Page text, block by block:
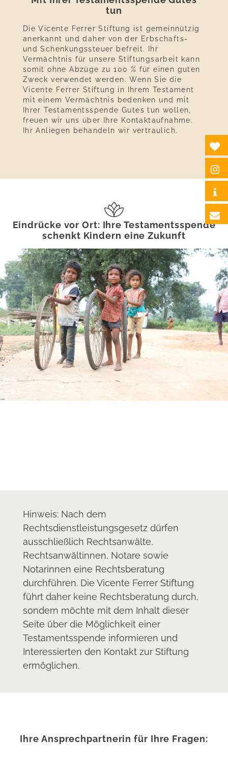
tun
Die Vicente Ferrer Stiftung ist gemeinnützig
anerkannt und daher von der Erbschafts-
und Schenkungssteuer befreit. Ihr
Vermächtnis für unsere Stiftungsarbeit kann
somit ohne Abzüge zu 100 % für einen guten
Zweck verwendet werden. Wenn Sie die
Vicente Ferrer Stiftung in Ihrem Testament
mit einem Vermächtnis bedenken und mit
Ihrer Testamentsspende Gutes tun wollen,
freuen wir uns über Ihre Kontaktaufnahme.
Ihr Anliegen behandeln wir vertraulich.
Eindrücke vor Ort: Ihre Testamentsspende
schenkt Kindern eine Zukunft
Hinweis: Nach dem
Rechtsdienstleistungsgesetz dürfen
ausschließlich Rechtsanwälte,
Rechtsanwältinnen, Notare sowie
Notarinnen eine Rechtsberatung
durchführen. Die Vicente Ferrer Stiftung
führt daher keine Rechtsberatung durch,
sondern möchte mit dem Inhalt dieser
Seite über die Möglichkeit einer
Testamentsspende informieren und
Interessierten den Kontakt zur Stiftung
ermöglichen.
Ihre Ansprechpartnerin für Ihre Fragen: